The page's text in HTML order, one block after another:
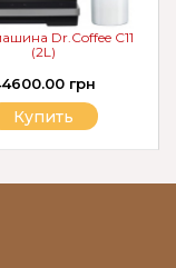
Dr.Coffee C11
(2L)
грн
Купить